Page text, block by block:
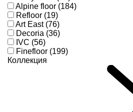
Alpine floor (184)
Refloor (19)
Art East (76)
Decoria (36)
IVC (56)
Finefloor (199)
Коллекция